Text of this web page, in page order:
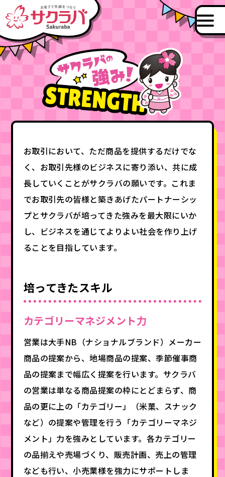
お取引において、ただ商品を提供するだけでな
く、お取引先様のビジネスに寄り添い、共に成
長していくことがサクラバの願いです。これま
でお取引先の皆様と築きあげたパートナーシッ
プとサクラバが培ってきた強みを最大限にいか
し、ビジネスを通じてよりよい社会を作り上げ
ることを目指しています。
培ってきたスキル
カテゴリーマネジメント力
営業は大手NB（ナショナルブランド）メーカー
商品の提案から、地場商品の提案、季節催事商
品の提案まで幅広く提案を行います。サクラバ
の営業は単なる商品提案の枠にとどまらず、商
品の更に上の「カテゴリー」（米菓、スナック
など）の提案や管理を行う「カテゴリーマネジ
メント」力を強みとしています。各カテゴリー
の品揃えや売場づくり、販売計画、売上の管理
なども行い、小売業様を強力にサポートしま